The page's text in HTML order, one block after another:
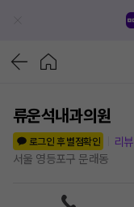
류운석내과의원
로그인 후 별점확인
리뷰
서울 영등포구 문래동